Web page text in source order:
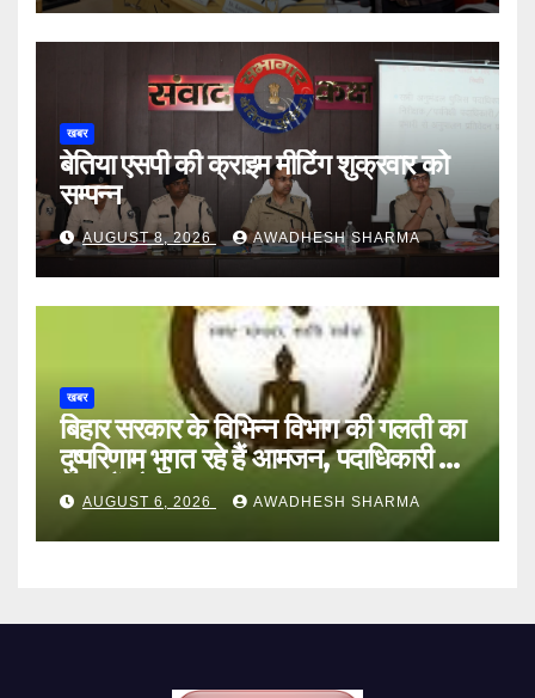
खबर
बेतिया एसपी की क्राइम मीटिंग शुक्रवार को
सम्पन्न
AUGUST 8, 2026 AWADHESH SHARMA
खबर
बिहार सरकार के विभिन्न विभाग की गलती का
दुष्परिणाम भुगत रहे हैं आमजन, पदाधिकारी और
अन्य हैं मौन
AUGUST 6, 2026 AWADHESH SHARMA